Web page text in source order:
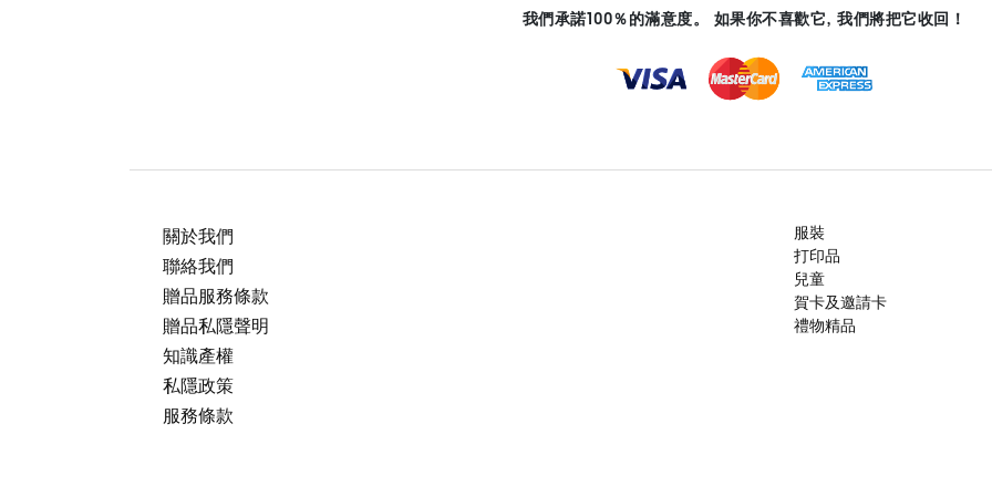
我們承諾100％的滿意度。 如果你不喜歡它, 我們將把它收回！
關於我們
聯絡我們
贈品服務條款
贈品私隱聲明
知識產權
私隱政策
服務條款
服裝
打印品
兒童
賀卡及邀請卡
禮物精品